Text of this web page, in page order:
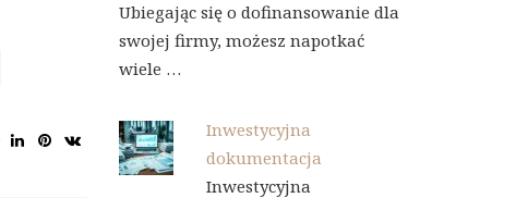
Ubiegając się o dofinansowanie dla
swojej firmy, możesz napotkać
wiele …
Inwestycyjna
dokumentacja
Inwestycyjna